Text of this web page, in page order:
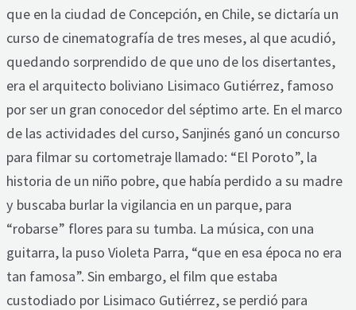
que en la ciudad de Concepción, en Chile, se dictaría un
curso de cinematografía de tres meses, al que acudió,
quedando sorprendido de que uno de los disertantes,
era el arquitecto boliviano Lisimaco Gutiérrez, famoso
por ser un gran conocedor del séptimo arte. En el marco
de las actividades del curso, Sanjinés ganó un concurso
para filmar su cortometraje llamado: “El Poroto”, la
historia de un niño pobre, que había perdido a su madre
y buscaba burlar la vigilancia en un parque, para
“robarse” flores para su tumba. La música, con una
guitarra, la puso Violeta Parra, “que en esa época no era
tan famosa”. Sin embargo, el film que estaba
custodiado por Lisimaco Gutiérrez, se perdió para